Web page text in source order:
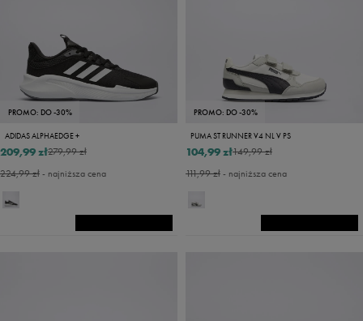
PROMO: DO -30%
ADIDAS ALPHAEDGE +
279,99 zł
209,99 zł
224,99 zł- najniższa cena
PROMO: DO -30%
PUMA ST RUNNER V4 NL V PS
149,99 zł
104,99 zł
111,99 zł- najniższa cena